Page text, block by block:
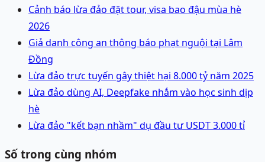
Cảnh báo lừa đảo đặt tour, visa bao đậu mùa hè
2026
Giả danh công an thông báo phạt nguội tại Lâm
Đồng
Lừa đảo trực tuyến gây thiệt hại 8.000 tỷ năm 2025
Lừa đảo dùng AI, Deepfake nhắm vào học sinh dịp
hè
Lừa đảo "kết bạn nhầm" dụ đầu tư USDT 3.000 tỉ
Số trong cùng nhóm